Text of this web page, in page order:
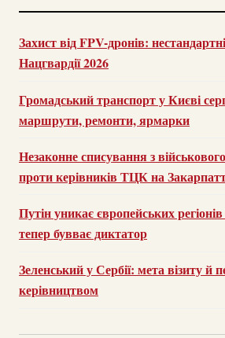
Захист від FPV-дронів:
Нацгвардії 2026
Громадський транспорт у Києві
маршрути, ремонти, ярмарки
Незаконне списування з
проти керівників ТЦК на
Путін уникає європейських
тепер бувває диктатор
Зеленський у Сербії: мета візиту й
керівництвом